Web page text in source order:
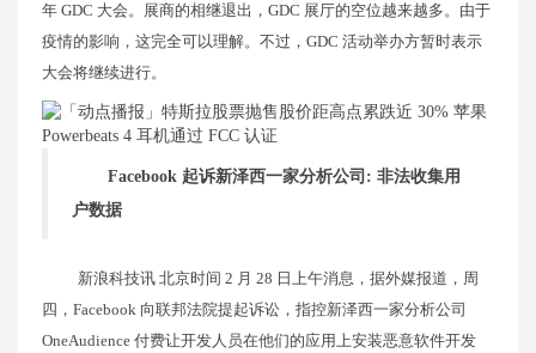
年 GDC 大会。展商的相继退出，GDC 展厅的空位越来越多。由于
疫情的影响，这完全可以理解。不过，GDC 活动举办方暂时表示
大会将继续进行。
Facebook 起诉新泽西一家分析公司: 非法收集用
户数据
新浪科技讯 北京时间 2 月 28 日上午消息，据外媒报道，周
四，Facebook 向联邦法院提起诉讼，指控新泽西一家分析公司
OneAudience 付费让开发人员在他们的应用上安装恶意软件开发